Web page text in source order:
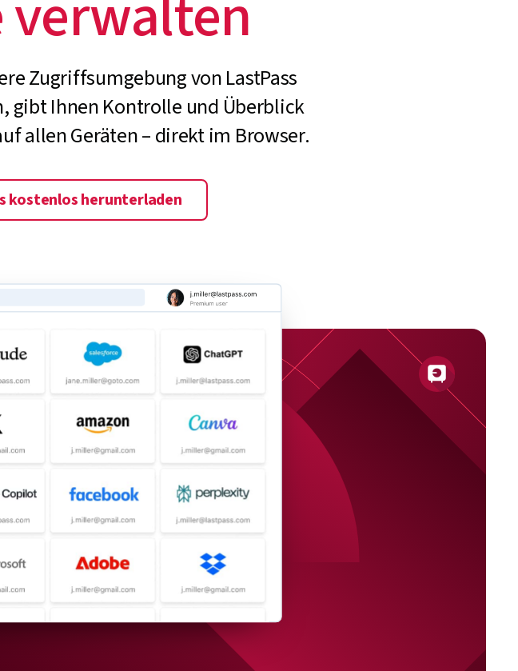
Zugriffsumgebung von LastPass
gibt Ihnen Kontrolle und Überblick
allen Geräten – direkt im Browser.
kostenlos herunterladen